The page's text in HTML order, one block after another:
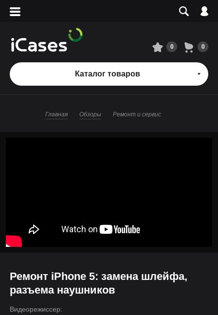
Вход
Сервисный центр
О магазине
0 0
Каталог товаров
Главная Обзоры Ремонт и сервис
Ремонт iPhone 5: замена шлейфа,
разъема наушников
Видеорежиссер: